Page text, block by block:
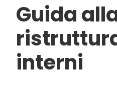
Guida
interni